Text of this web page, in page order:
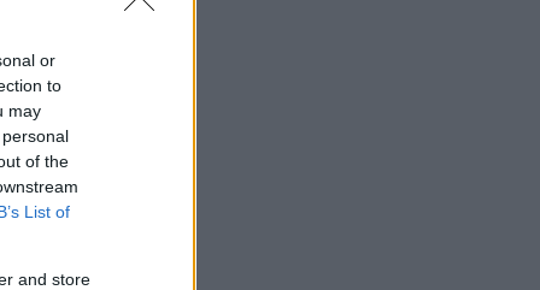
or
to
may
of the
List of
and store